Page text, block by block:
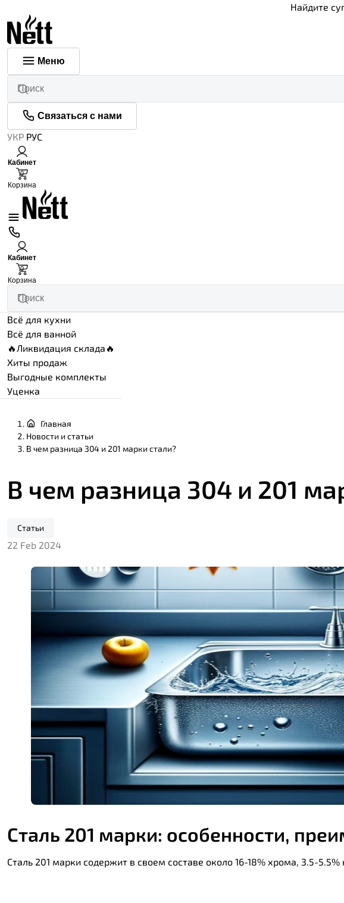
Найдите
Меню
Связаться с нами
УКР РУС
Кабинет
0
Корзина
Кабинет
0
Корзина
Всё для кухни
Всё для ванной
🔥Ликвидация склада🔥
Хиты продаж
Выгодные комплекты
Уценка
Главная
Новости и статьи
В чем разница 304 и 201 марки стали?
В чем разница 304 и 201
Статьи
22 Feb 2024
Сталь 201 марки: особенности,
Сталь 201 марки содержит в своем составе около 16-18% хрома, 3.5-